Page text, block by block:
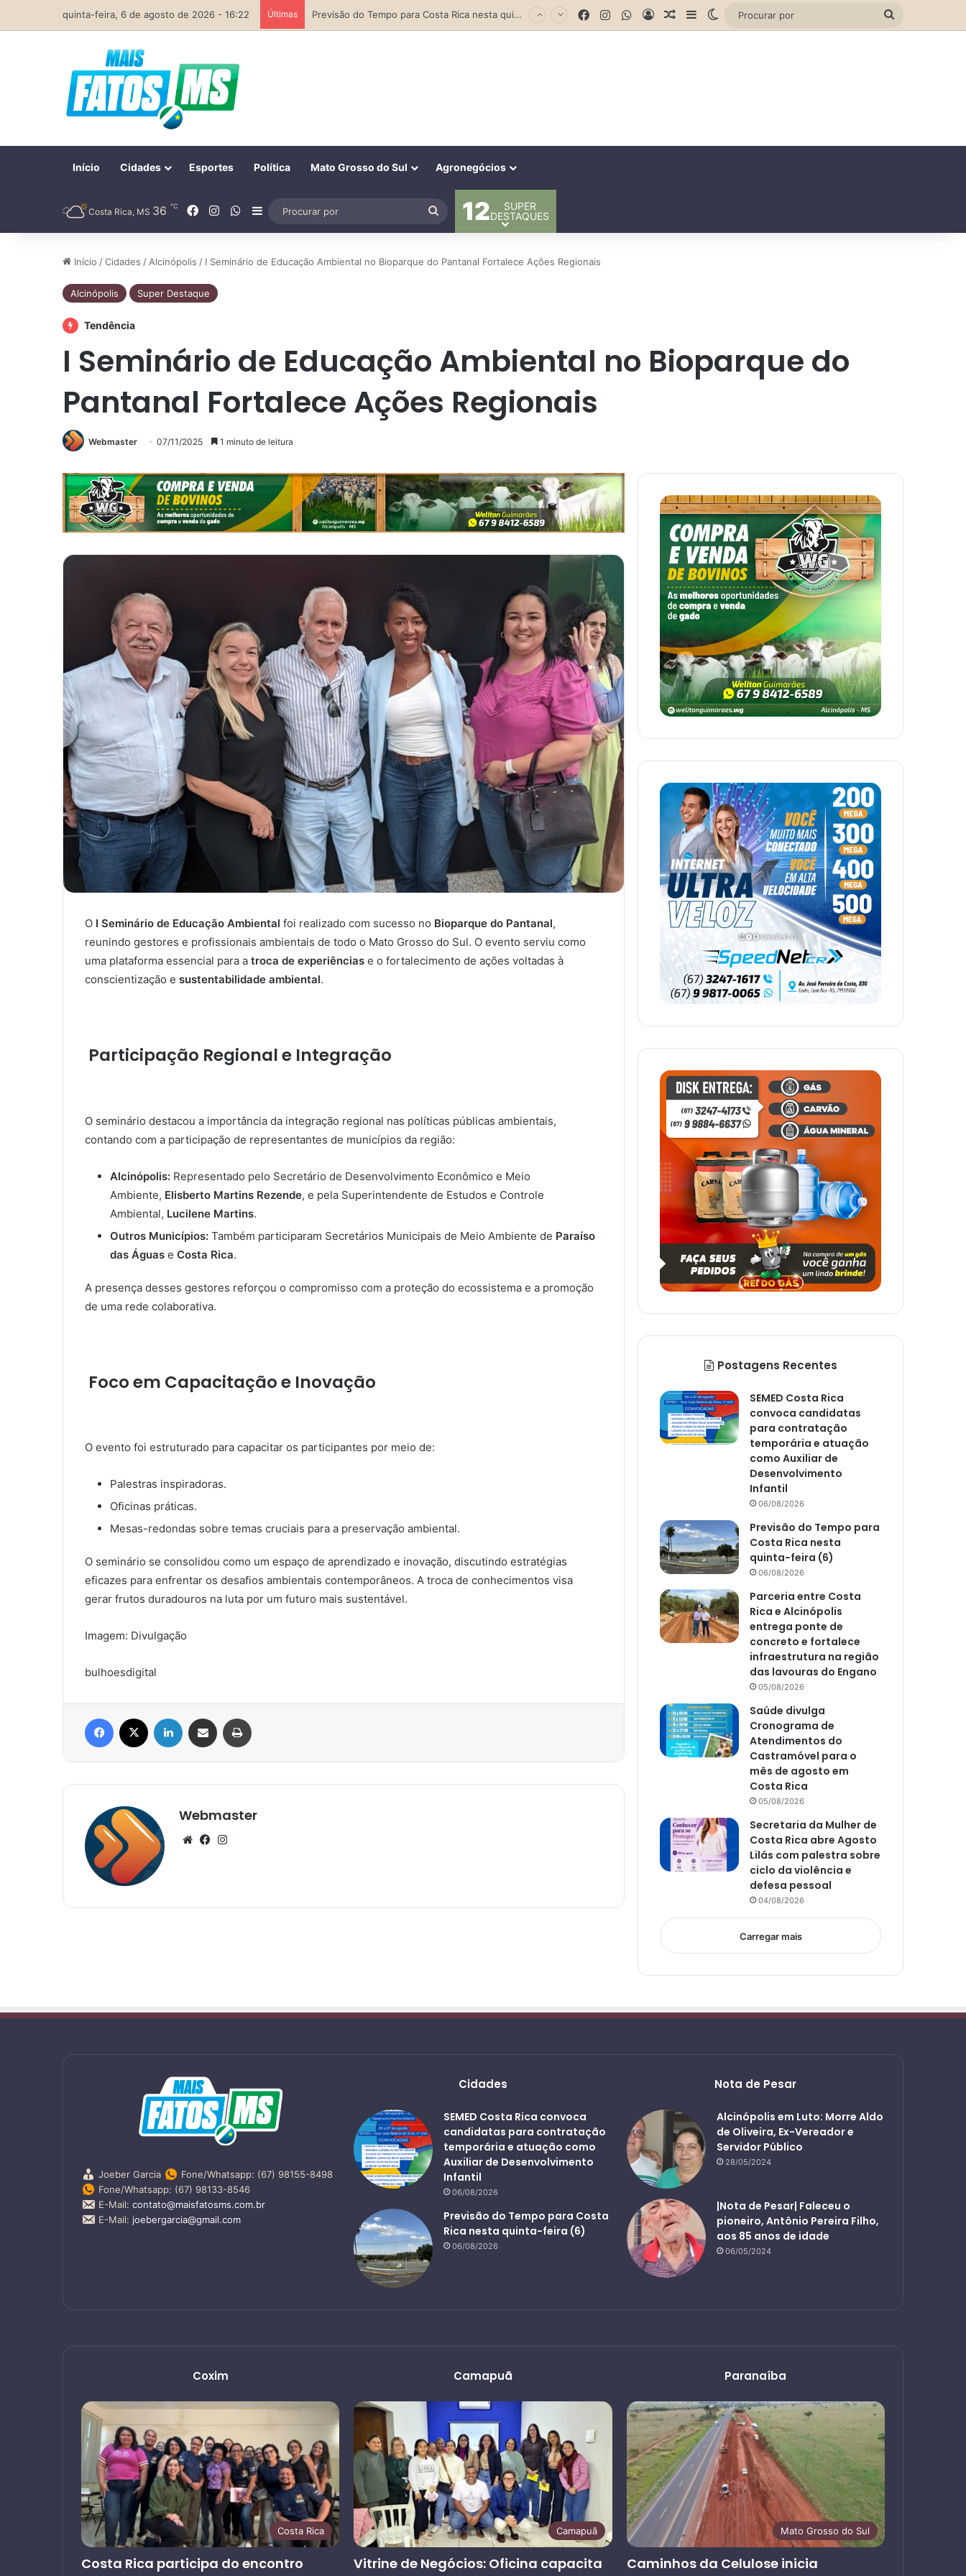
quinta-feira, 6 de agosto de 2026 - 16:22 Últimas Facebook
InstagramWhatsApp
EntrarArtigo aleatório
Barra Lateral
Switch skin
Início Cidades Esportes Política Mato Grosso do Sul Agronegócios
Costa Rica, MS 36 ℃ Facebook
InstagramWhatsApp
Barra Lateral
Procurar
por
12
SUPER
DESTAQUES
Início /Cidades / Alcinópolis / I Seminário de Educação Ambiental no Bioparque do Pantanal Fortalece Ações Regionais
Alcinópolis Super Destaque
Tendência
I Seminário de Educação Ambiental no Bioparque do
Pantanal Fortalece Ações Regionais
Webmaster 07/11/2025 1 minuto de leitura
O I Seminário de Educação Ambiental foi realizado com sucesso no Bioparque do Pantanal,
reunindo gestores e profissionais ambientais de todo o Mato Grosso do Sul. O evento serviu como
uma plataforma essencial para a troca de experiências e o fortalecimento de ações voltadas à
conscientização e sustentabilidade ambiental.
Participação Regional e Integração
O seminário destacou a importância da integração regional nas políticas públicas ambientais,
contando com a participação de representantes de municípios da região:
Alcinópolis: Representado pelo Secretário de Desenvolvimento Econômico e Meio
Ambiente, Elisberto Martins Rezende, e pela Superintendente de Estudos e Controle
Ambiental, Lucilene Martins.
Outros Municípios: Também participaram Secretários Municipais de Meio Ambiente de Paraíso
das Águas e Costa Rica.
A presença desses gestores reforçou o compromisso com a proteção do ecossistema e a promoção
de uma rede colaborativa.
Foco em Capacitação e Inovação
O evento foi estruturado para capacitar os participantes por meio de:
Palestras inspiradoras.
Oficinas práticas.
Mesas-redondas sobre temas cruciais para a preservação ambiental.
O seminário se consolidou como um espaço de aprendizado e inovação, discutindo estratégias
eficazes para enfrentar os desafios ambientais contemporâneos. A troca de conhecimentos visa
gerar frutos duradouros na luta por um futuro mais sustentável.
Imagem: Divulgação
bulhoesdigital
Facebook Linkedin Compartilhar via e-mail
Webmaster
WebsiteFacebook
Postagens Recentes
SEMED Costa Rica
convoca candidatas
para contratação
temporária e atuação
como Auxiliar de
Desenvolvimento
Infantil
06/08/2026
Previsão do Tempo para
Costa Rica nesta
quinta-feira (6)
06/08/2026
Parceria entre Costa
Rica e Alcinópolis
entrega ponte de
concreto e fortalece
infraestrutura na região
das lavouras do Engano
05/08/2026
Saúde divulga
Cronograma de
Atendimentos do
Castramóvel para o
mês de agosto em
Costa Rica
05/08/2026
Secretaria da Mulher de
Costa Rica abre Agosto
Lilás com palestra sobre
ciclo da violência e
defesa pessoal
04/08/2026
Carregar mais
Joeber Garcia
Fone/Whatsapp: (67) 98155-8498
Fone/Whatsapp: (67) 98133-8546
E-Mail: contato@maisfatosms.com.br
E-Mail: joebergarcia@gmail.com
Cidades
SEMED Costa Rica convoca
candidatas para contratação
temporária e atuação como
Auxiliar de Desenvolvimento
Infantil
06/08/2026
Previsão do Tempo para Costa
Rica nesta quinta-feira (6)
06/08/2026
Nota de Pesar
Alcinópolis em Luto: Morre Aldo
de Oliveira, Ex-Vereador e
Servidor Público
28/05/2024
|Nota de Pesar| Faleceu o
pioneiro, Antônio Pereira Filho,
aos 85 anos de idade
06/05/2024
Coxim
Costa Rica
Costa Rica participa do encontro
Camapuã
Camapuã
Vitrine de Negócios: Oficina capacita
Paranaíba
Mato Grosso do Sul
Caminhos da Celulose inicia